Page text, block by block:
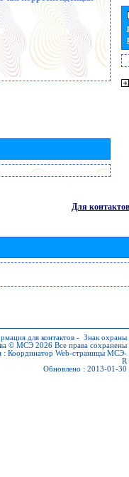
Для контактов
для контактов - Знак охраны
© МСЭ 2026 Все права сохранены
: Координатор Web-страницы МСЭ-
R
Обновлено : 2013-01-30